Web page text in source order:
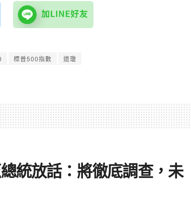
標普500指數 道瓊
統放話：將徹底調查，未